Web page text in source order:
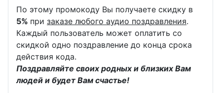
По этому промокоду Вы получаете скидку в
5% при заказе любого аудио поздравления.
Каждый пользователь может оплатить со
скидкой одно поздравление до конца срока
действия кода.
Поздравляйте своих родных и близких Вам
людей и будет Вам счастье!